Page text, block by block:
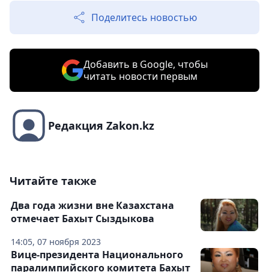
Поделитесь новостью
Добавить в Google, чтобы
читать новости первым
Редакция Zakon.kz
Читайте также
14:05, 07 ноября 2023
Два года жизни вне Казахстана
отмечает Бахыт Сыздыкова
Вице-президента Национального
паралимпийского комитета Бахыт